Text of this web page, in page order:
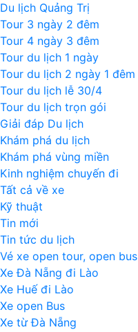
Du lịch Quảng Trị
Tour 3 ngày 2 đêm
Tour 4 ngày 3 đêm
Tour du lịch 1 ngày
Tour du lịch 2 ngày 1 đêm
Tour du lịch lễ 30/4
Tour du lịch trọn gói
Giải đáp Du lịch
Khám phá du lịch
Khám phá vùng miền
Kinh nghiệm chuyến đi
Tất cả về xe
Kỹ thuật
Tin mới
Tin tức du lịch
Vé xe open tour, open bus
Xe Đà Nẵng đi Lào
Xe Huế đi Lào
Xe open Bus
Xe từ Đà Nẵng